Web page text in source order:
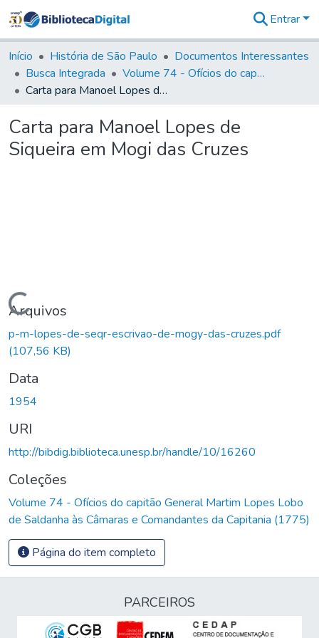
&
Coleções
Tudo na
Biblioteca
Estatísticas
Entrar
Início História de São Paulo
Documentos Interessantes
Busca Integrada
Volume 74 - Ofícios do capitão General Martim Lopes Lobo de Saldanha às Câmaras e Comandantes da Capitania (1775)
Carta para Manoel Lopes de Siqueira em Mogi das Cruzes
Carta para Manoel Lopes de
Siqueira em Mogi das Cruzes
Carregando...
Arquivos
p-m-lopes-de-seqr-escrivao-de-mogy-das-cruzes.pdf
(107,56 KB)
Data
1954
URI
http://bibdig.biblioteca.unesp.br/handle/10/16260
Coleções
Volume 74 - Ofícios do capitão General Martim Lopes Lobo
de Saldanha às Câmaras e Comandantes da Capitania (1775)
Página do item completo
PARCEIROS